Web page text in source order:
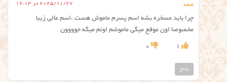
صمد 2025/11/27 در 16:13
چرا باید مسخره بشه اسم پسرم ماموش هست ،اسم عالی زیبا
مخصوصا اون موقع میگی ماموشم اونم میگه جوووون
1
0
پاسخ